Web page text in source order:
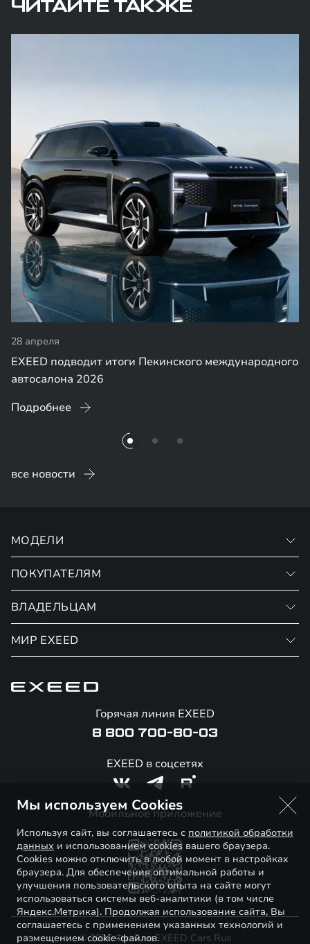
ЧИТАЙТЕ ТАКЖЕ
28 апреля
EXEED подводит итоги Пекинского международного
автосалона 2026
Подробнее
все новости
МОДЕЛИ
VX
RX
ПОКУПАТЕЛЯМ
Записаться на тест-драйв
Финансовые программы
Страхование
Калькулятор обмена / Trade-in
Специальные предложения
Корпоративным клиентам
Официальные дилеры
ВЛАДЕЛЬЦАМ
Записаться на сервис
Гарантия EXEED
Помощь на дорогах
МИР EXEED
Знаковые клиенты EXEED
Контакты
Горячая линия EXEED
8 800 700-80-03
EXEED в соцсетях
Мобильное приложение
© 2026 Филиал EXEED Cars Rus
Мы используем Cookies
Используя сайт, вы соглашаетесь с политикой обработки
данных и использованием cookies вашего браузера.
Cookies можно отключить в любой момент в настройках
браузера. Для обеспечения оптимальной работы и
улучшения пользовательского опыта на сайте могут
использоваться системы веб-аналитики (в том числе
Яндекс.Метрика). Продолжая использование сайта, Вы
соглашаетесь с применением указанных технологий и
размещением cookie-файлов.